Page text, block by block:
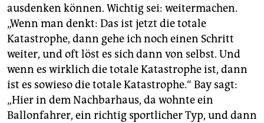
ausdenken können. Wichtig sei: weitermachen.
„Wenn man denkt: Das ist jetzt die totale
Katastrophe, dann gehe ich noch einen Schritt
weiter, und oft löst es sich dann von selbst. Und
wenn es wirklich die totale Katastrophe ist, dann
ist es sowieso die totale Katastrophe.“ Bay sagt:
„Hier in dem Nachbarhaus, da wohnte ein
Ballonfahrer, ein richtig sportlicher Typ, und dann